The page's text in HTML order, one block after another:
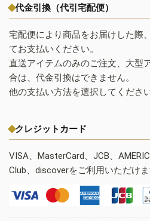
代金引換（代引宅配便）
宅配便により商品をお届けした際
てお支払いください。
直送アイテムのみのご注文、大型
合は、代金引換はできません。
他の支払い方法を選択してください
クレジットカード
VISA、MasterCard、JCB、
Club、discoverをご利用いただけま